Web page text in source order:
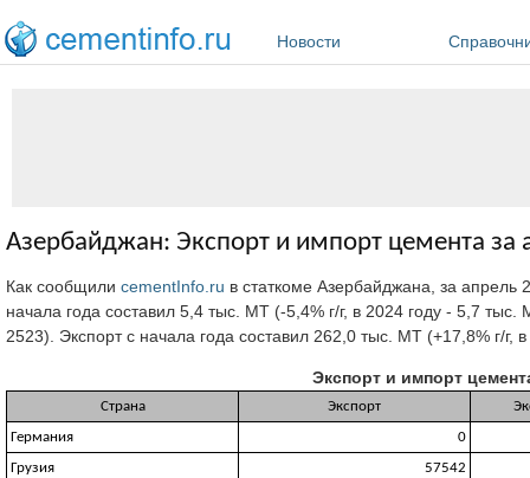
Новости
Азербайджан: Экспорт и импорт цемента за
Как сообщили cementInfo.ru в статкоме Азербайджана, за
начала года составил 5,4 тыс. МТ (-5,4% г/г, в 2024 году - 5,7
2523). Экспорт с начала года составил 262,0 тыс. МТ (+17,8% г/г,
Экспорт и импорт
Страна Экспорт
Германия
0
Грузия
57542